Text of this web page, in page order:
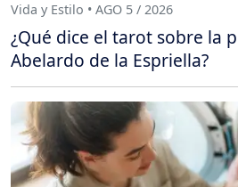
Vida y Estilo • AGO 5 / 2026
¿Qué dice el tarot sobre la
Abelardo de la Espriella?